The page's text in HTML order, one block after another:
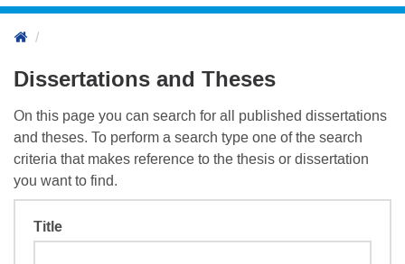
Legislação
Dissertations and Theses
On this page you can search for all published dissertations
and theses. To perform a search type one of the search
criteria that makes reference to the thesis or dissertation
you want to find.
Title